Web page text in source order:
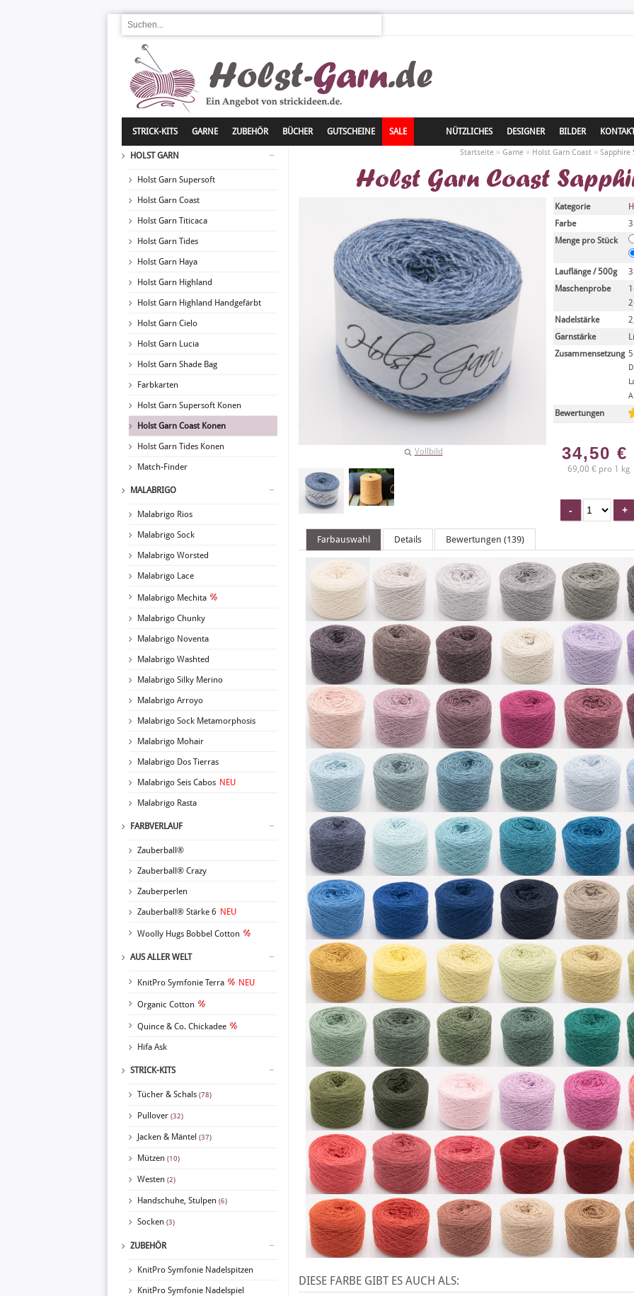
STRICK-KITS GARNE ZUBEHÖR BÜCHER GUTSCHEINE SALE NÜTZLICHES DESIGNER BILDER
HOLST GARN
Holst Garn Supersoft
Holst Garn Coast
Holst Garn Titicaca
Holst Garn Tides
Holst Garn Haya
Holst Garn Highland
Holst Garn Highland Handgefärbt
Holst Garn Cielo
Holst Garn Lucia
Holst Garn Shade Bag
Farbkarten
Holst Garn Supersoft Konen
Holst Garn Coast Konen
Holst Garn Tides Konen
Match-Finder
MALABRIGO
Malabrigo Rios
Malabrigo Sock
Malabrigo Worsted
Malabrigo Lace
Malabrigo Mechita
Malabrigo Chunky
Malabrigo Noventa
Malabrigo Washted
Malabrigo Silky Merino
Malabrigo Arroyo
Malabrigo Sock Metamorphosis
Malabrigo Mohair
Malabrigo Dos Tierras
Malabrigo Seis Cabos NEU
Malabrigo Rasta
FARBVERLAUF
Zauberball®
Zauberball® Crazy
Zauberperlen
Zauberball® Stärke 6 NEU
Woolly Hugs Bobbel Cotton
AUS ALLER WELT
KnitPro Symfonie Terra NEU
Organic Cotton
Quince & Co. Chickadee
Hifa Ask
STRICK-KITS
Tücher & Schals (78)
Pullover (32)
Jacken & Mäntel (37)
Mützen (10)
Westen (2)
Handschuhe, Stulpen (6)
Socken (3)
ZUBEHÖR
KnitPro Symfonie Nadelspitzen
KnitPro Symfonie Nadelspiel
Startseite» Garne» Holst Garn Coast» Sapphire
Holst Garn Coast
Vollbild
Kategorie
Farbe
Menge pro Stück
Lauflänge / 500g
Maschenprobe
Nadelstärke
Garnstärke
Zusammensetzung
Bewertungen
34,50 €
69,00 € pro 1 kg
Farbauswahl Details Bewertungen (139)
DIESE FARBE GIBT ES AUCH ALS: